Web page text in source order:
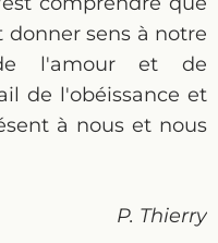
sens à notre
l'amour et de
de l'obéissance et
à nous et nous
P. Thierry